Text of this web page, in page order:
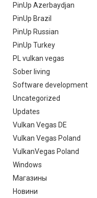
PinUp Azerbaydjan
PinUp Brazil
PinUp Russian
PinUp Turkey
PL vulkan vegas
Sober living
Software development
Uncategorized
Updates
Vulkan Vegas DE
Vulkan Vegas Poland
VulkanVegas Poland
Windows
Магазины
Новини